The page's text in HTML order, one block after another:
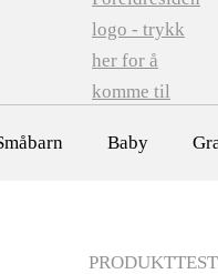
Baby
PRODUKTTEST